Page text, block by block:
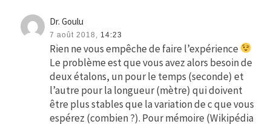
Dr. Goulu
7 août 2018, 14:23
Rien ne vous empêche de faire l’expérience
Le problème est que vous avez alors besoin de
deux étalons, un pour le temps (seconde) et
l’autre pour la longueur (mètre) qui doivent
être plus stables que la variation de c que vous
espérez (combien ?). Pour mémoire (Wikipédia